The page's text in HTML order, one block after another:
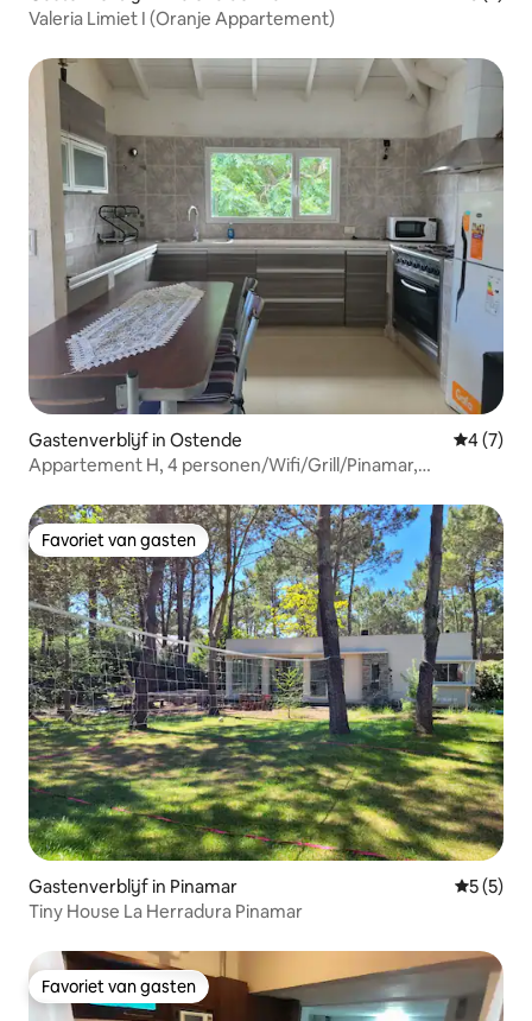
Valeria Limiet I (Oranje Appartement)
Gastenverblijf in Ostende
4 (7)
Appartement H, 4 personen/Wifi/Grill/Pinamar,
Favoriet van gasten
Favoriet van gasten
Gastenverblijf in Pinamar
5 (5)
Tiny House La Herradura Pinamar
Favoriet van gasten
Favoriet van gasten